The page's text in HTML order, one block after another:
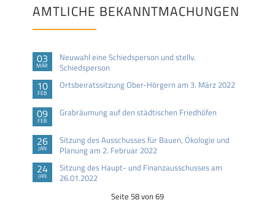
AMTLICHE BEKANNTMACHUNGEN
03
MÄR
Neuwahl eine Schiedsperson und stellv.
Schiedsperson
10
FEB
Ortsbeiratssitzung Ober-Hörgern am 3. März 2022
09
FEB
Grabräumung auf den städtischen Friedhöfen
26
JAN
Sitzung des Ausschusses für Bauen, Ökologie und
Planung am 2. Februar 2022
24
JAN
Sitzung des Haupt- und Finanzausschusses am
26.01.2022
Seite 58 von 69